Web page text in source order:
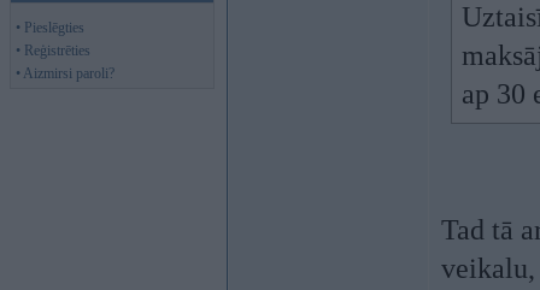
• Pieslēgties
• Reģistrēties
• Aizmirsi paroli?
ap 30
Tad tā
veikalu,